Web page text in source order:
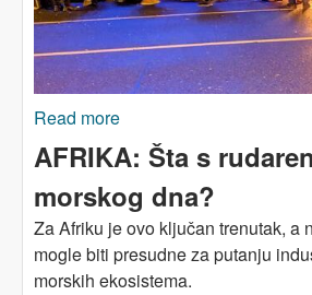
Read more
kulturu. Može li to i čista
AFRIKA: Šta s
morskog dna?
Za Afriku je ovo ključan trenutak, a
mogle biti presudne za putanju
morskih ekosistema.